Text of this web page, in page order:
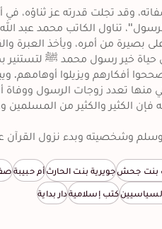
بنت جحشجويرية بنت الحارثأم حبيبة
كتب إسلاميةدار بداية